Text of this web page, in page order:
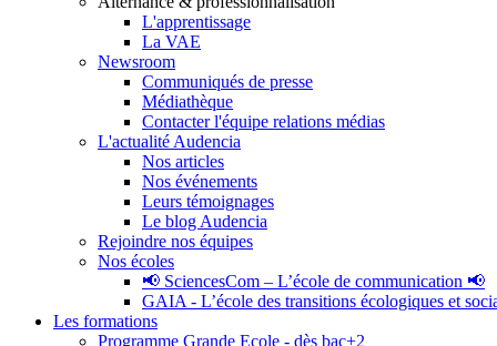
L'apprentissage
La VAE
Newsroom
Communiqués de presse
Médiathèque
Contacter l'équipe relations médias
L'actualité Audencia
Nos articles
Nos événements
Leurs témoignages
Le blog Audencia
Rejoindre nos équipes
Nos écoles
📢 SciencesCom – L’école de communication 📢
GAIA - L’école des transitions écologiques et
Les formations
Programme Grande Ecole - dès bac+2